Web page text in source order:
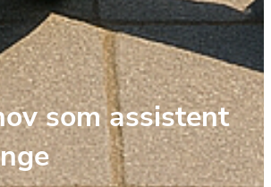
som assistent